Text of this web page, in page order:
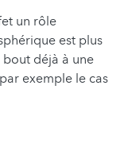
un rôle
est plus
déjà à une
exemple le cas